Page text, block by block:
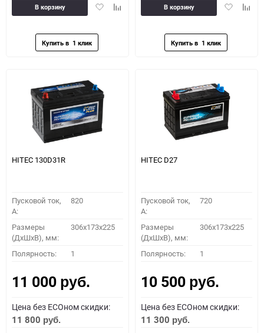
ДобавитьДобавить
В корзину
Добавить
В корзину
HITEC 130D31R
Пусковой ток,
A:
820
Размеры
(ДхШхВ), мм:
306x173x225
Полярность: 1
11 000 руб.
Цена без ECOном скидки:
11 800 руб.
HITEC D27
Пусковой ток,
A:
720
Размеры
(ДхШхВ), мм:
306x173x225
Полярность: 1
10 500 руб.
Цена без ECOном скидки:
11 300 руб.